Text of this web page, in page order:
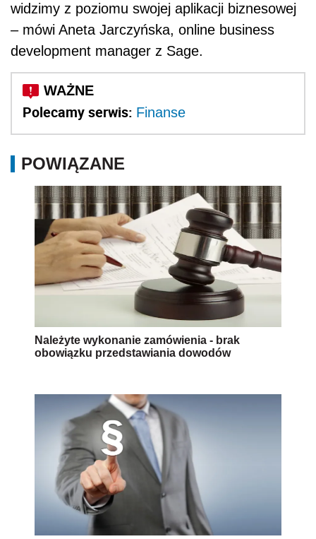
widzimy z poziomu swojej aplikacji biznesowej
– mówi Aneta Jarczyńska, online business
development manager z Sage.
Polecamy serwis: Finanse
POWIĄZANE
Należyte wykonanie zamówienia - brak
obowiązku przedstawiania dowodów